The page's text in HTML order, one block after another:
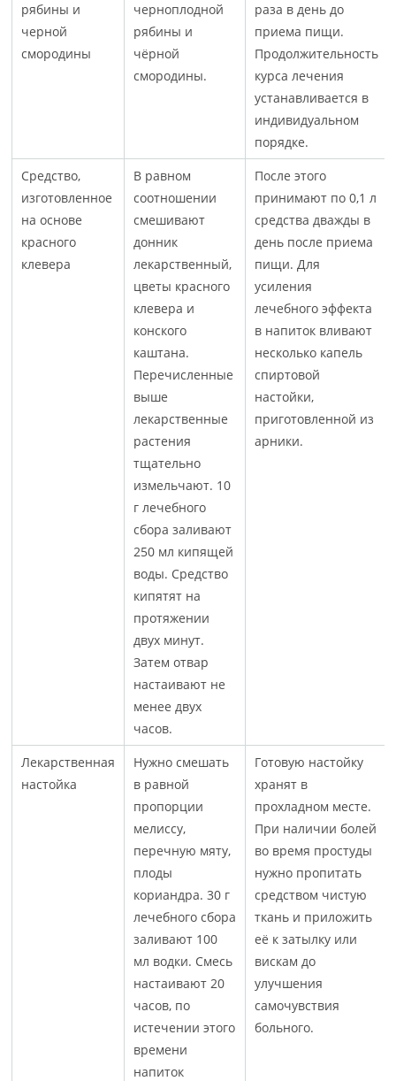
рябины и
черной
смородины
черноплодной
рябины и
чёрной
смородины.
раза в день до
приема пищи.
Продолжительность
курса лечения
устанавливается в
индивидуальном
порядке.
Средство,
изготовленное
на основе
красного
клевера
В равном
соотношении
смешивают
донник
лекарственный,
цветы красного
клевера и
конского
каштана.
Перечисленные
выше
лекарственные
растения
тщательно
измельчают. 10
г лечебного
сбора заливают
250 мл кипящей
воды. Средство
кипятят на
протяжении
двух минут.
Затем отвар
настаивают не
менее двух
часов.
После этого
принимают по 0,1 л
средства дважды в
день после приема
пищи. Для
усиления
лечебного эффекта
в напиток вливают
несколько капель
спиртовой
настойки,
приготовленной из
арники.
Лекарственная
настойка
Нужно смешать
в равной
пропорции
мелиссу,
перечную мяту,
плоды
кориандра. 30 г
лечебного сбора
заливают 100
мл водки. Смесь
настаивают 20
часов, по
истечении этого
времени
напиток
Готовую настойку
хранят в
прохладном месте.
При наличии болей
во время простуды
нужно пропитать
средством чистую
ткань и приложить
её к затылку или
вискам до
улучшения
самочувствия
больного.